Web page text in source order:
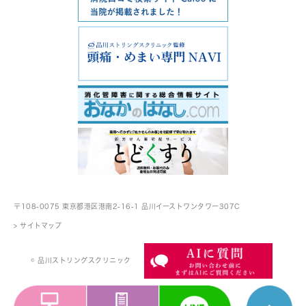
〒108-0075 東京都港区港南2-16-1 品川イーストワンタワー307C
> サイトマップ
© 品川ストリングスクリニック